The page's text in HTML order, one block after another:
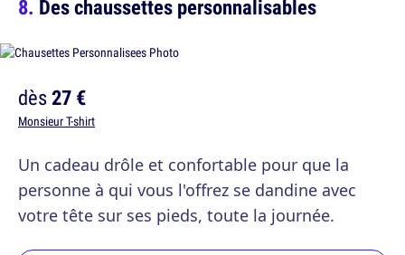
Des chaussettes personnalisables
dès27 €
Monsieur T-shirt
Un cadeau drôle et confortable pour que la
personne à qui vous l'offrez se dandine avec
votre tête sur ses pieds, toute la journée.